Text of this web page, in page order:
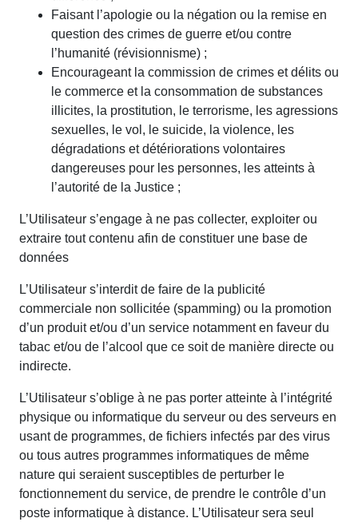
Faisant l’apologie ou la négation ou la remise en
question des crimes de guerre et/ou contre
l’humanité (révisionnisme) ;
Encourageant la commission de crimes et délits ou
le commerce et la consommation de substances
illicites, la prostitution, le terrorisme, les agressions
sexuelles, le vol, le suicide, la violence, les
dégradations et détériorations volontaires
dangereuses pour les personnes, les atteints à
l’autorité de la Justice ;
L’Utilisateur s’engage à ne pas collecter, exploiter ou
extraire tout contenu afin de constituer une base de
données
L’Utilisateur s’interdit de faire de la publicité
commerciale non sollicitée (spamming) ou la promotion
d’un produit et/ou d’un service notamment en faveur du
tabac et/ou de l’alcool que ce soit de manière directe ou
indirecte.
L’Utilisateur s’oblige à ne pas porter atteinte à l’intégrité
physique ou informatique du serveur ou des serveurs en
usant de programmes, de fichiers infectés par des virus
ou tous autres programmes informatiques de même
nature qui seraient susceptibles de perturber le
fonctionnement du service, de prendre le contrôle d’un
poste informatique à distance. L’Utilisateur sera seul